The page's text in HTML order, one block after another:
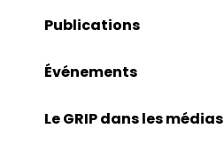
Publications
Événements
Le GRIP dans les médias